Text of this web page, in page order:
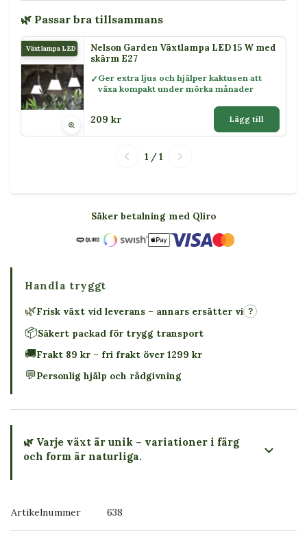
🌿 Passar bra tillsammans
Växtlampa LED 15 WNelson Garden Växtlampa LED 15 W med
skärm E27
Ger extra ljus och hjälper kaktusen att
växa kompakt under mörka månader
209 kr Lägg till
1 / 1
Säker betalning med Qliro
Handla tryggt
🌿Frisk växt vid leverans – annars ersätter vi ?
📦Säkert packad för trygg transport
🚚Frakt 89 kr – fri frakt över 1299 kr
💬Personlig hjälp och rådgivning
🌿 Varje växt är unik – variationer i färg
och form är naturliga.
Artikelnummer 638